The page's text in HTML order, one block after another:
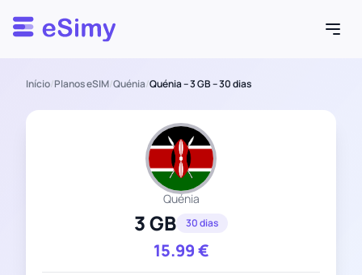
Esimy
Início/Planos eSIM/Quénia/Quénia – 3 GB – 30 dias
Quénia
3 GB 30 dias
15.99€